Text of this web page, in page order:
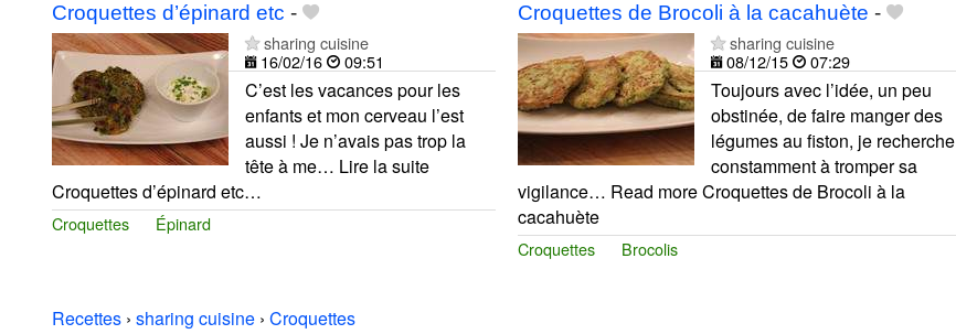
Croquettes d’épinard etc -
sharing cuisine
16/02/16
09:51
C’est les vacances pour les
enfants et mon cerveau l’est
aussi ! Je n’avais pas trop la
tête à me… Lire la suite
Croquettes d’épinard etc…
Croquettes Épinard
Croquettes de Brocoli à la cacahuète -
sharing cuisine
08/12/15
07:29
Toujours avec l’idée, un peu
obstinée, de faire manger des
légumes au fiston, je recherche
constamment à tromper sa
vigilance… Read more Croquettes de Brocoli à la
cacahuète
Croquettes Brocolis
Recettes › sharing cuisine › Croquettes